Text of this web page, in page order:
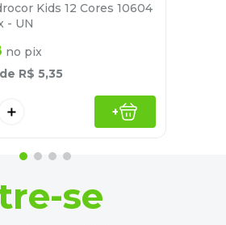
Kids 12 Cores 10604
- UN
no pix
R$ 5,35
＋ +
se